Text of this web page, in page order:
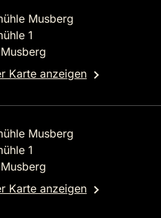
Musberg
1
Karte anzeigen
Musberg
1
Karte anzeigen